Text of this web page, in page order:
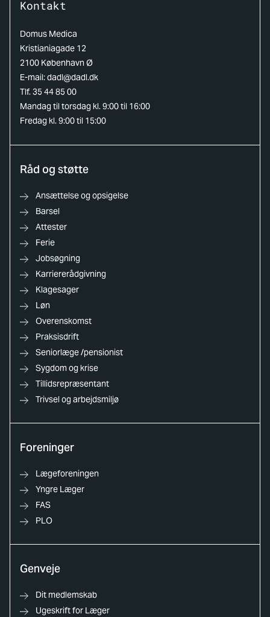
Kontakt
Domus Medica
Kristianiagade 12
2100 København Ø
E-mail:dadl@dadl.dk
Tlf. 35 44 85 00
Mandag til torsdag kl. 9:00 til 16:00
Fredag kl. 9:00 til 15:00
Råd og støtte
Ansættelse og opsigelse
Barsel
Attester
Ferie
Jobsøgning
Karriererådgivning
Klagesager
Løn
Overenskomst
Praksisdrift
Seniorlæge /pensionist
Sygdom og krise
Tillidsrepræsentant
Trivsel og arbejdsmiljø
Foreninger
Lægeforeningen
Yngre Læger
FAS
PLO
Genveje
Dit medlemskab
Ugeskrift for Læger